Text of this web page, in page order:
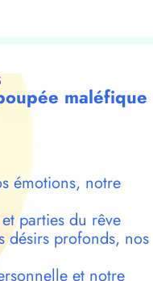
maléfique
émotions, notre
parties du rêve
profonds, nos
et notre